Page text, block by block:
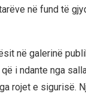
në fund të
në galerinë
i ndante nga
rojet e sigurisë.